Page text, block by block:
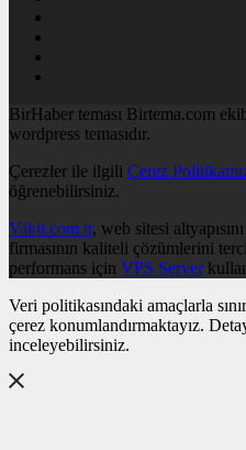
BirHaber teması Birtema.com
wordpress temasıdır.
Çerezler ile ilgili Çerez
öğrenebilirsiniz.
Vakit.com.tr, web sitesi
firmasının kaliteli çözümlerini
performans için VPS Server
Veri politikasındaki amaçlarla
çerez konumlandırmaktayız.
inceleyebilirsiniz.